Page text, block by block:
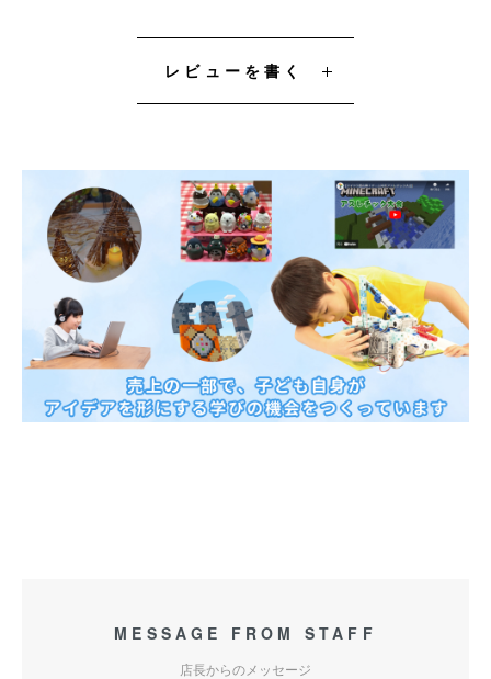
レビューを書く
MESSAGE FROM STAFF
店長からのメッセージ